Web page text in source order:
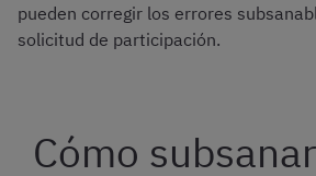
pueden corregir los errores
solicitud de participación.
Cómo